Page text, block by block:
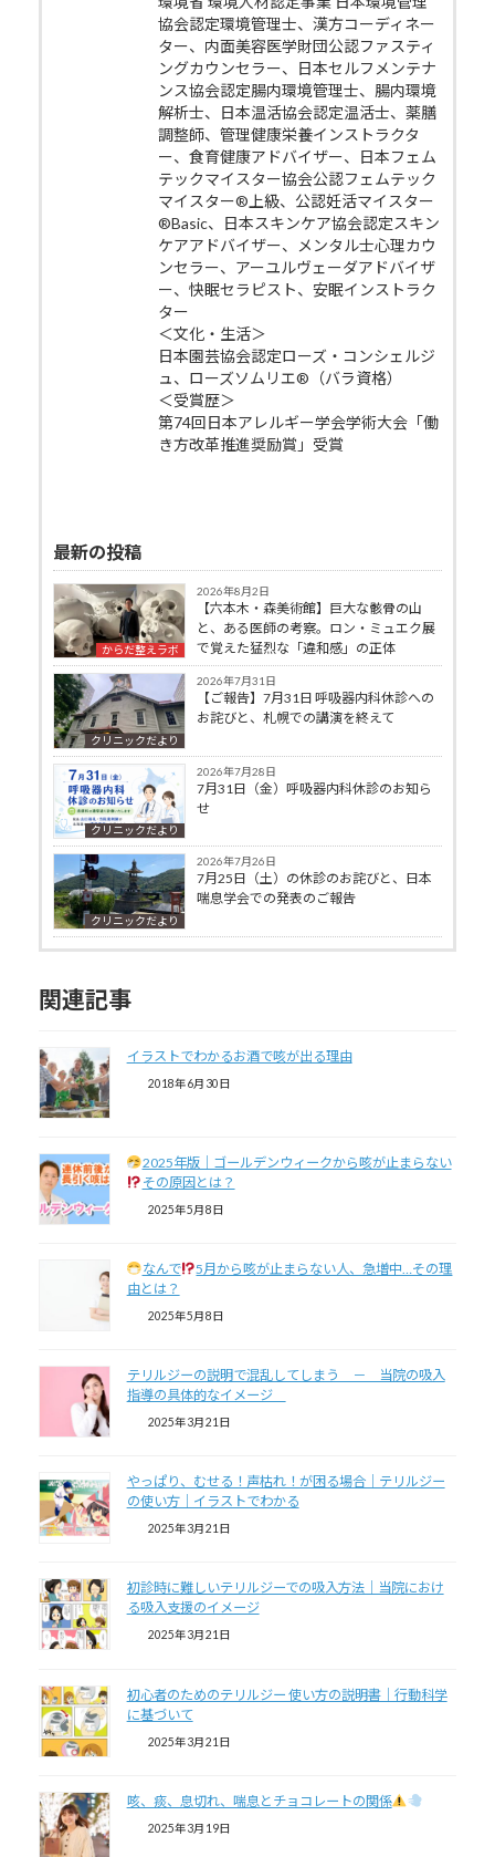
協会認定環境管理士、漢方コーディネー
ター、内面美容医学財団公認ファスティ
ングカウンセラー、日本セルフメンテナ
ンス協会認定腸内環境管理士、腸内環境
解析士、日本温活協会認定温活士、薬膳
調整師、管理健康栄養インストラクタ
ー、食育健康アドバイザー、日本フェム
テックマイスター協会公認フェムテック
マイスター®上級、公認妊活マイスター
®Basic、日本スキンケア協会認定スキン
ケアアドバイザー、メンタル士心理カウ
ンセラー、アーユルヴェーダアドバイザ
ー、快眠セラピスト、安眠インストラク
ター
＜文化・生活＞
日本園芸協会認定ローズ・コンシェルジ
ュ、ローズソムリエ®（バラ資格）
＜受賞歴＞
第74回日本アレルギー学会学術大会「働
き方改革推進奨励賞」受賞
最新の投稿
からだ整えラボ
2026年8月2日
【六本木・森美術館】巨大な骸骨の山
と、ある医師の考察。ロン・ミュエク展
で覚えた猛烈な「違和感」の正体
クリニックだより
2026年7月31日
【ご報告】7月31日 呼吸器内科休診への
お詫びと、札幌での講演を終えて
クリニックだより
2026年7月28日
7月31日（金）呼吸器内科休診のお知ら
せ
クリニックだより
2026年7月26日
7月25日（土）の休診のお詫びと、日本
喘息学会での発表のご報告
関連記事
イラストでわかるお酒で咳が出る理由
2018年6月30日
2025年版｜ゴールデンウィークから咳が止まらない
その原因とは？
2025年5月8日
なんで
5月から咳が止まらない人、急増中…その理
由とは？
2025年5月8日
テリルジーの説明で混乱してしまう － 当院の吸入
指導の具体的なイメージ
2025年3月21日
やっぱり、むせる！声枯れ！が困る場合｜テリルジー
の使い方｜イラストでわかる
2025年3月21日
初診時に難しいテリルジーでの吸入方法｜当院におけ
る吸入支援のイメージ
2025年3月21日
初心者のためのテリルジー 使い方の説明書｜行動科学
に基づいて
2025年3月21日
咳、痰、息切れ、喘息とチョコレートの関係
2025年3月19日